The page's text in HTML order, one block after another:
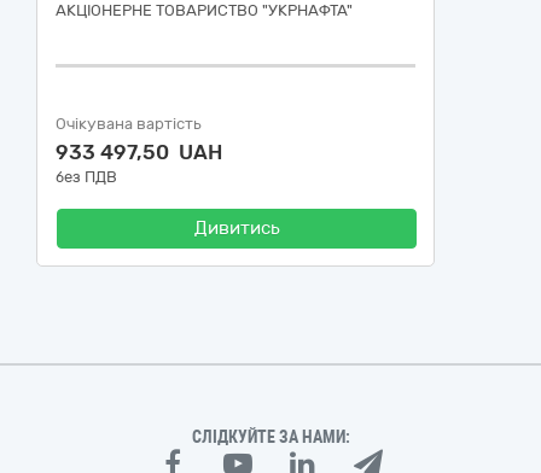
АКЦІОНЕРНЕ ТОВАРИСТВО "УКPНAФТА"
Очікувана вартість
933 497,50 UAH
без ПДВ
Дивитись
СЛІДКУЙТЕ ЗА НАМИ: